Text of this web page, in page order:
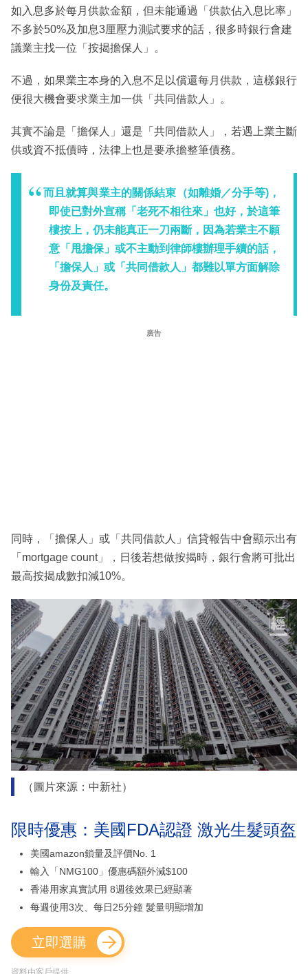
如入息多於每月供款金額，但未能通過「供款佔入息比率」
不多於50%及加息3厘壓力測試要求的話，很多時銀行會建
議業主找一位「按揭擔保人」。
不過，如果業主本身的入息不足以償還每月供款，這樣銀行
便很大機會要求業主加一供「共同借款人」。
其實不論是「擔保人」還是「共同借款人」，若遇上業主斷
供或資不抵債時，法律上也是要承擔整筆債務。
而且就算與業主的關係結束（如離婚／分手等)，
即使已對外宣稱「老死不相往來」也好，於這筆
樓按上，仍未能真正一刀兩斷，因為若業主不願
意「甩擔保」或不主動到律師樓辦理手續的話，
「擔保人」或「共同借款人」都難以單方面解除
身份及責任。
廣告
同時，「擔保人」或「共同借款人」信貸報告中會顯示出有
「mortgage count」，日後若想做按揭時，銀行會將可批出
最高按揭成數扣減10%。
（圖片來源：中新社）
限時優惠：美國FDA認證 激光生髮頭盔
美國amazon鎖量及評價No. 1
輸入「NMG100」優惠碼額外減$100
香港用家真實試用 8週後效果已經顯著
每週使用3次、每日25分鐘 髮量明顯增加
立即選購
資料由客戶提供